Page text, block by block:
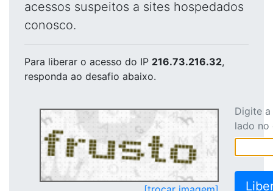
acessos suspeitos a sites hospedados
conosco.
Para liberar o acesso do IP 216.73.216.32,
responda ao desafio abaixo.
Digite
lado no